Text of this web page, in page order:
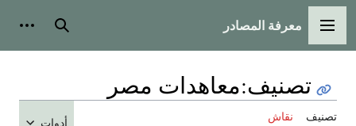
القائمة الرئيسية
معرفة المصادر بحث
تصنيف:معاهدات مصر
تصنيف نقاش أدوات